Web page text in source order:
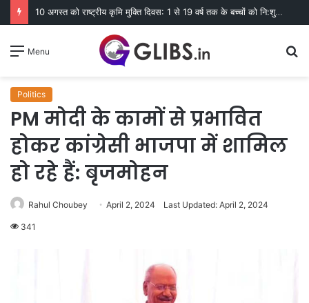
10 अगस्त को राष्ट्रीय कृमि मुक्ति दिवस: 1 से 19 वर्ष तक के बच्चों को नि:शुल्क दी जाएगी एल्बेंडाजोल
Menu
Politics
PM मोदी के कामों से प्रभावित
होकर कांग्रेसी भाजपा में शामिल
हो रहे हैं: बृजमोहन
Rahul Choubey April 2, 2024 Last Updated: April 2, 2024
341